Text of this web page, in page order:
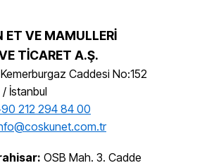
ET VE MAMULLERİ
TİCARET A.Ş.
Kemerburgaz Caddesi No:152
/ İstanbul
212 294 84 00
OSB Mah. 3. Cadde